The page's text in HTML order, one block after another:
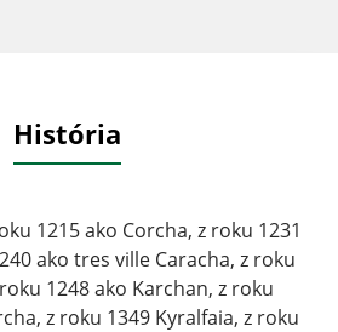
História
1215 ako Corcha, z roku 1231
ako tres ville Caracha, z roku
1248 ako Karchan, z roku
z roku 1349 Kyralfaia, z roku